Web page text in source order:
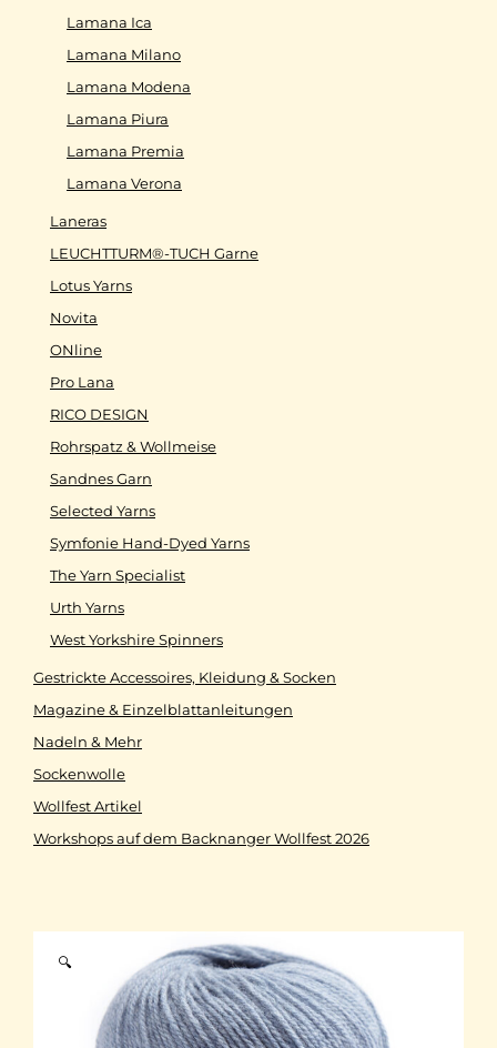
🔍
Lamana Ica
Lamana Milano
Lamana Modena
Lamana Piura
Lamana Premia
Lamana Verona
Laneras
LEUCHTTURM®-TUCH Garne
Lotus Yarns
Novita
ONline
Pro Lana
RICO DESIGN
Rohrspatz & Wollmeise
Sandnes Garn
Selected Yarns
Symfonie Hand-Dyed Yarns
The Yarn Specialist
Urth Yarns
West Yorkshire Spinners
Gestrickte Accessoires, Kleidung & Socken
Magazine & Einzelblattanleitungen
Nadeln & Mehr
Sockenwolle
Wollfest Artikel
Workshops auf dem Backnanger Wollfest 2026